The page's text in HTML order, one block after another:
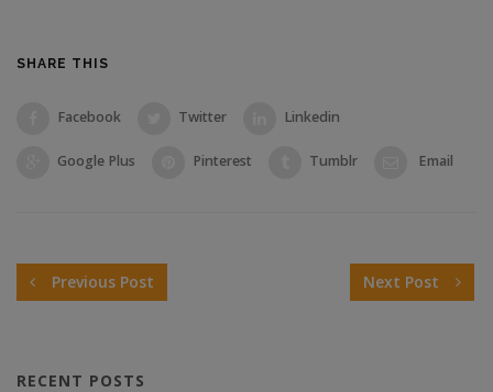
SHARE THIS
Facebook Twitter Linkedin
Google Plus Pinterest Tumblr Email
Previous Post Next Post
RECENT POSTS